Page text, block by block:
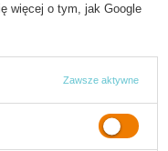
więcej o tym, jak Google
Zawsze aktywne